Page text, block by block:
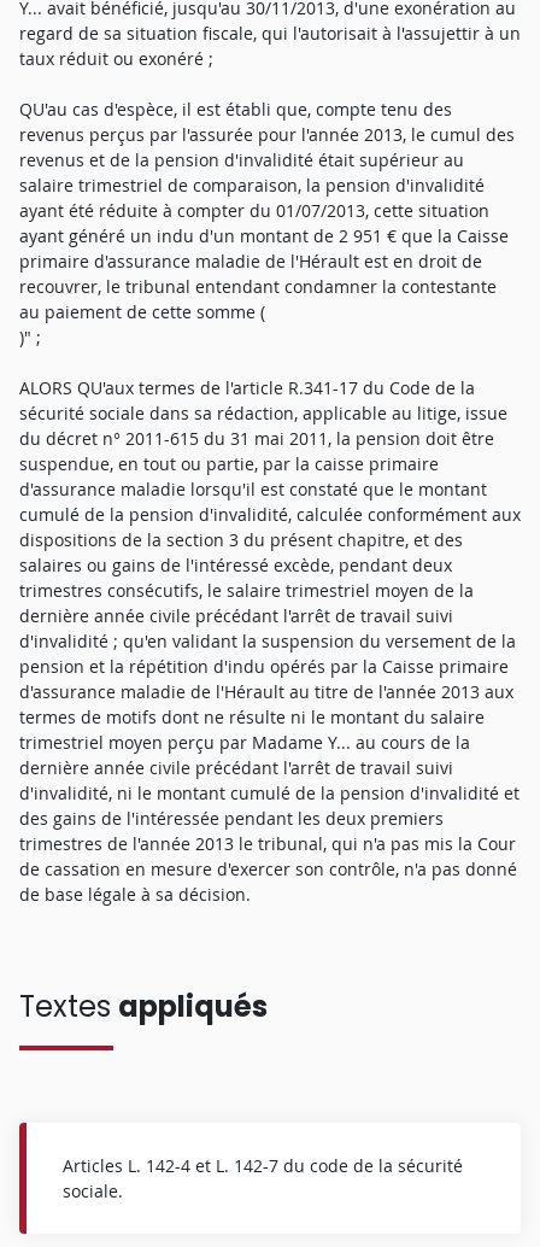
Y... avait bénéficié, jusqu'au 30/11/2013, d'une exonération au
regard de sa situation fiscale, qui l'autorisait à l'assujettir à un
taux réduit ou exonéré ;
QU'au cas d'espèce, il est établi que, compte tenu des
revenus perçus par l'assurée pour l'année 2013, le cumul des
revenus et de la pension d'invalidité était supérieur au
salaire trimestriel de comparaison, la pension d'invalidité
ayant été réduite à compter du 01/07/2013, cette situation
ayant généré un indu d'un montant de 2 951 € que la Caisse
primaire d'assurance maladie de l'Hérault est en droit de
recouvrer, le tribunal entendant condamner la contestante
au paiement de cette somme (
)" ;
ALORS QU'aux termes de l'article R.341-17 du Code de la
sécurité sociale dans sa rédaction, applicable au litige, issue
du décret n° 2011-615 du 31 mai 2011, la pension doit être
suspendue, en tout ou partie, par la caisse primaire
d'assurance maladie lorsqu'il est constaté que le montant
cumulé de la pension d'invalidité, calculée conformément aux
dispositions de la section 3 du présent chapitre, et des
salaires ou gains de l'intéressé excède, pendant deux
trimestres consécutifs, le salaire trimestriel moyen de la
dernière année civile précédant l'arrêt de travail suivi
d'invalidité ; qu'en validant la suspension du versement de la
pension et la répétition d'indu opérés par la Caisse primaire
d'assurance maladie de l'Hérault au titre de l'année 2013 aux
termes de motifs dont ne résulte ni le montant du salaire
trimestriel moyen perçu par Madame Y... au cours de la
dernière année civile précédant l'arrêt de travail suivi
d'invalidité, ni le montant cumulé de la pension d'invalidité et
des gains de l'intéressée pendant les deux premiers
trimestres de l'année 2013 le tribunal, qui n'a pas mis la Cour
de cassation en mesure d'exercer son contrôle, n'a pas donné
de base légale à sa décision.
Textes appliqués
Articles L. 142-4 et L. 142-7 du code de la sécurité
sociale.